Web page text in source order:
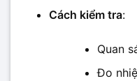
Cách kiểm tra:
Quan
Đo